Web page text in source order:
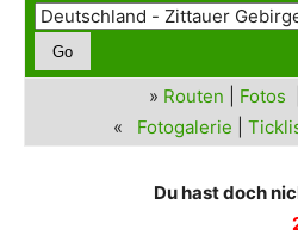
» Routen Fotos
« Fotogalerie
Du hast doch